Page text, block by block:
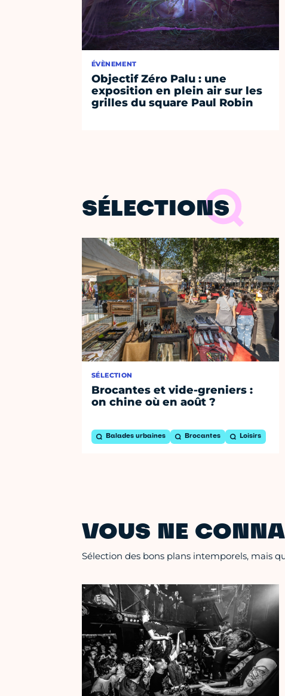
ÉVÈNEMENT
Objectif Zéro Palu : une
exposition en plein air sur les
grilles du square Paul Robin
SÉLECTIONS
SÉLECTION
Brocantes et vide-greniers :
on chine où en août ?
Balades urbaines Brocantes Loisirs
VOUS NE
Sélection des bons plans intemporels, mais